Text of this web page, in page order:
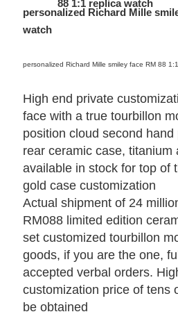
88 1:1 replica watch
personalized Richard Mille
watch
personalized Richard Mille smiley face RM 88
High end private
face with a true tourbillon
position cloud second
rear ceramic case,
available in stock for top of
gold case customization
Actual shipment of 24
RM088 limited edition
set customized tourbillon
goods, if you are the one,
accepted verbal orders.
customization price of tens
be obtained